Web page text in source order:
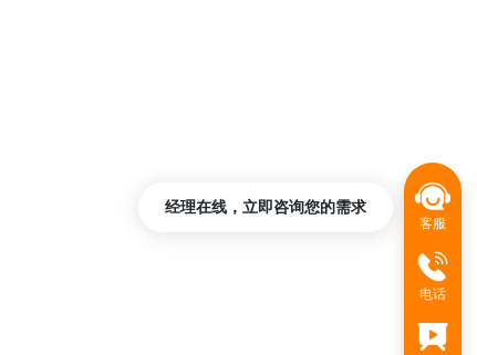
客服
电话
经理在线，立即咨询您的需求